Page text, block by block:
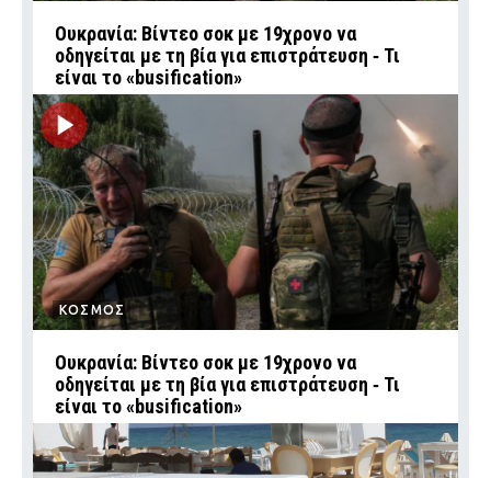
Ουκρανία: Βίντεο σοκ με 19χρονο να
οδηγείται με τη βία για επιστράτευση ‑ Τι
είναι το «busification»
ΚΟΣΜΟΣ
Ουκρανία: Βίντεο σοκ με 19χρονο να
οδηγείται με τη βία για επιστράτευση ‑ Τι
είναι το «busification»